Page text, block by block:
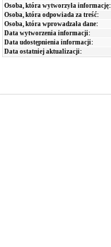
Osoba, która wytworzyła informację:
Osoba, która odpowiada za treść:
Osoba, która wprowadzała dane:
Data wytworzenia informacji:
Data udostępnienia informacji:
Data ostatniej aktualizacji: